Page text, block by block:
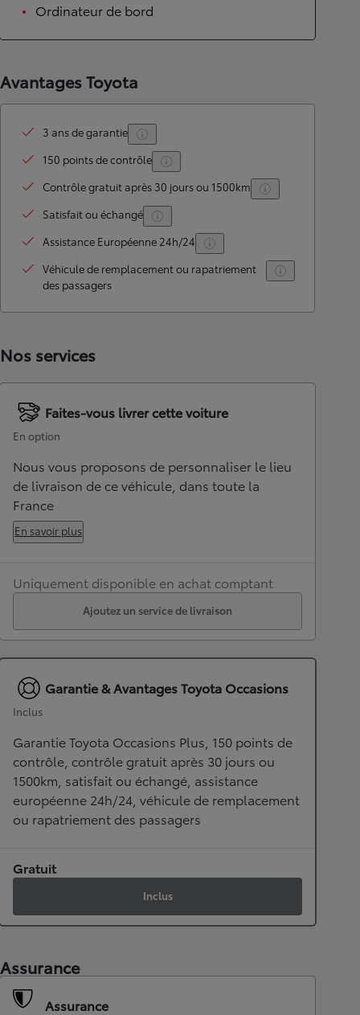
Ordinateur de bord
Avantages Toyota
3 ans de garantie
150 points de contrôle
Contrôle gratuit après 30 jours ou 1500km
Satisfait ou échangé
Assistance Européenne 24h/24
Véhicule de remplacement ou rapatriement
des passagers
Nos services
Faites-vous livrer cette voiture
En option
Nous vous proposons de personnaliser le lieu
de livraison de ce véhicule, dans toute la
France
En savoir plus
Uniquement disponible en achat comptant
Ajoutez un service de livraison
Garantie & Avantages Toyota Occasions
Inclus
Garantie Toyota Occasions Plus, 150 points de
contrôle, contrôle gratuit après 30 jours ou
1500km, satisfait ou échangé, assistance
européenne 24h/24, véhicule de remplacement
ou rapatriement des passagers
Gratuit
Inclus
Assurance
Assurance